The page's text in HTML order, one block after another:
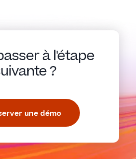
à l'étape
?
une démo